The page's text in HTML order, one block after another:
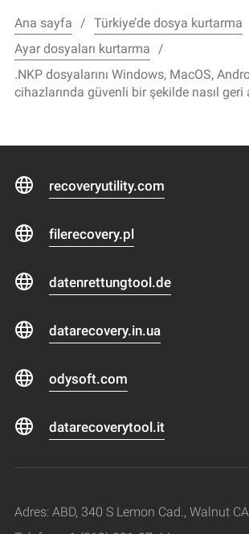
Ana sayfa
Türkiye’de dosya kurtarma
Ayar dosyaları kurtarma
.NKP dosyalarını Windows, MacOS,
cihazlarında güvenli bir şekilde nasıl
recoveryutility.com
filerecovery.pl
datenrettungtool.de
datarecovery.in.ua
odysoft.com
datarecoverytool.it
Adres: ABD, 340 S Lemon Cad., Walnut